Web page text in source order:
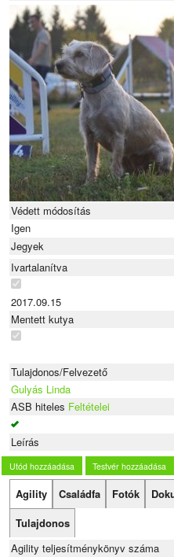
Védett módosítás
Igen
Jegyek
Ivartalanítva
2017.09.15
Mentett kutya
Tulajdonos/Felvezető
Gulyás Linda
ASB hiteles Feltételei
Leírás
Utód hozzáadása Testvér hozzáadása
Agility Családfa Fotók
Tulajdonos
Agility teljesítménykönyv száma